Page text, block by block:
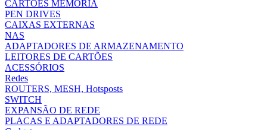
CARTÕES MEMÓRIA
PEN DRIVES
CAIXAS EXTERNAS
NAS
ADAPTADORES DE ARMAZENAMENTO
LEITORES DE CARTÕES
ACESSÓRIOS
Redes
ROUTERS, MESH, Hotsposts
SWITCH
EXPANSÃO DE REDE
PLACAS E ADAPTADORES DE REDE